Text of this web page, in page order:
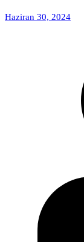
Haziran 30, 2024